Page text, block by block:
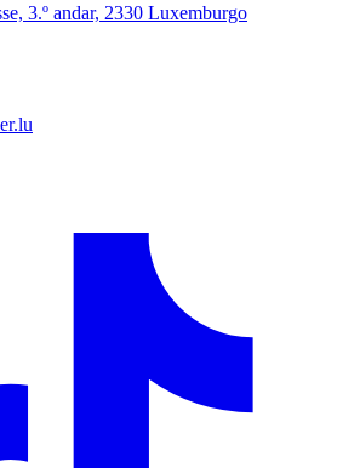
3.º andar, 2330 Luxemburgo